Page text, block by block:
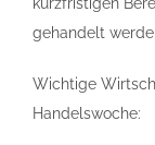
gehandelt
Wichtige
Handelswoche: